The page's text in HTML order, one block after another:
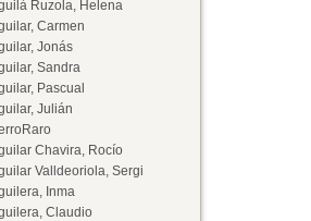
Ruzola, Helena
Carmen
Jonás
Sandra
Pascual
Julián
Chavira, Rocío
Valldeoriola, Sergi
Inma
Claudio